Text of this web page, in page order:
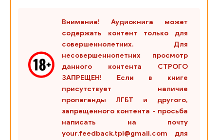
32_Glava_4-05
34_Glava_4-07
35_Glava_4-08
37_Glava_4-10
Внимание! Аудиокнига может
содержать контент только для
совершеннолетних. Для
несовершеннолетних просмотр
данного контента СТРОГО
ЗАПРЕЩЕН! Если в книге
присутствует наличие
пропаганды ЛГБТ и другого,
запрещенного контента - просьба
написать на почту
your.feedback.tpl@gmail.com для